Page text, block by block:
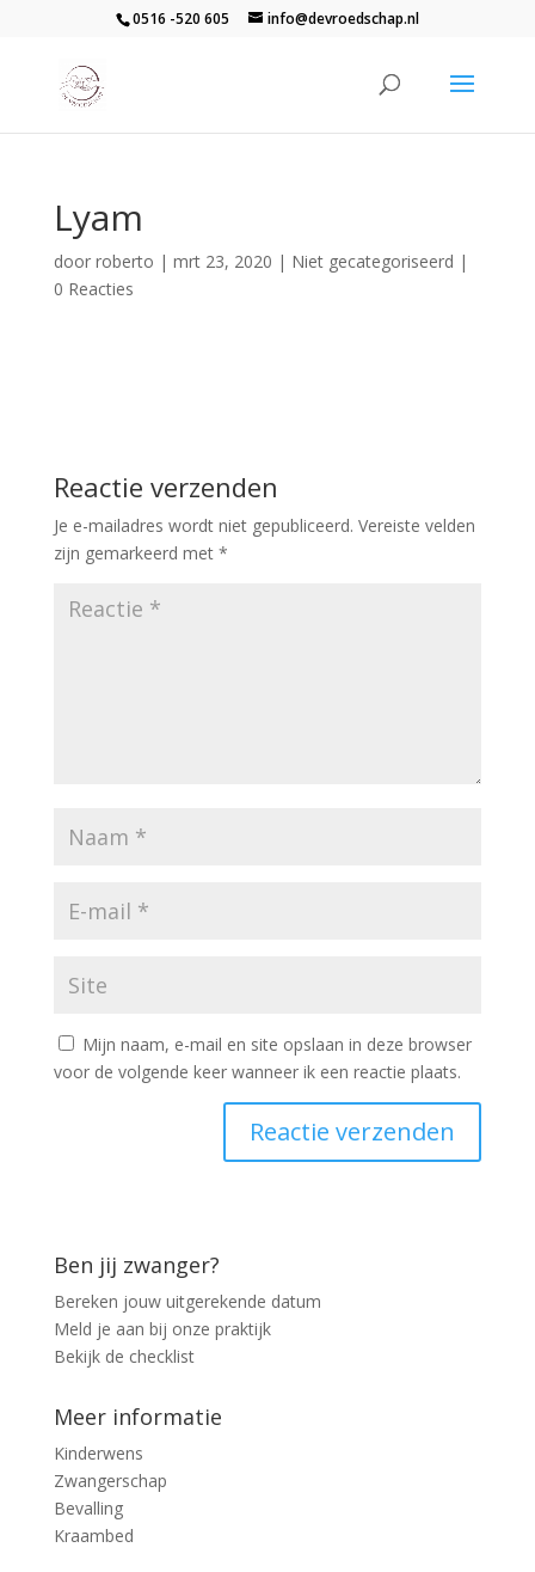
0516 -520 605 info@devroedschap.nl
Lyam
door roberto | mrt 23, 2020 | Niet gecategoriseerd |
0 Reacties
Reactie verzenden
Je e-mailadres wordt niet gepubliceerd. Vereiste velden
zijn gemarkeerd met *
Mijn naam, e-mail en site opslaan in deze browser
voor de volgende keer wanneer ik een reactie plaats.
Ben jij zwanger?
Bereken jouw uitgerekende datum
Meld je aan bij onze praktijk
Bekijk de checklist
Meer informatie
Kinderwens
Zwangerschap
Bevalling
Kraambed